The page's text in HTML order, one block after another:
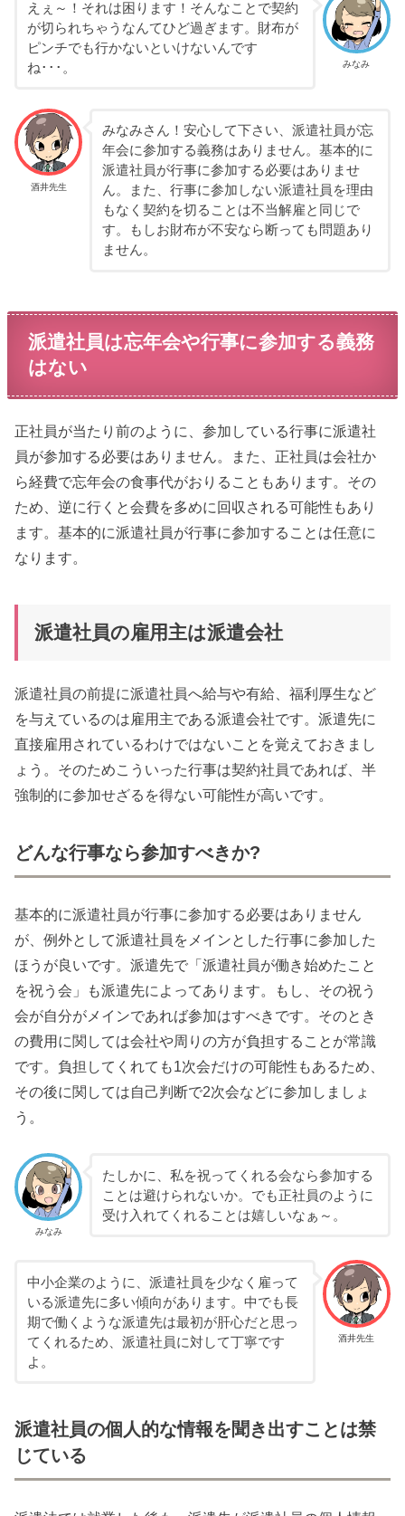
みなみ
えぇ～！それは困ります！そんなことで契約
が切られちゃうなんてひど過ぎます。財布が
ピンチでも行かないといけないんです
ね･･･。
酒井先生
みなみさん！安心して下さい、派遣社員が忘
年会に参加する義務はありません。基本的に
派遣社員が行事に参加する必要はありませ
ん。また、行事に参加しない派遣社員を理由
もなく契約を切ることは不当解雇と同じで
す。もしお財布が不安なら断っても問題あり
ません。
派遣社員は忘年会や行事に参加する義務
はない
正社員が当たり前のように、参加している行事に派遣社
員が参加する必要はありません。また、正社員は会社か
ら経費で忘年会の食事代がおりることもあります。その
ため、逆に行くと会費を多めに回収される可能性もあり
ます。基本的に派遣社員が行事に参加することは任意に
なります。
派遣社員の雇用主は派遣会社
派遣社員の前提に派遣社員へ給与や有給、福利厚生など
を与えているのは雇用主である派遣会社です。派遣先に
直接雇用されているわけではないことを覚えておきまし
ょう。そのためこういった行事は契約社員であれば、半
強制的に参加せざるを得ない可能性が高いです。
どんな行事なら参加すべきか?
基本的に派遣社員が行事に参加する必要はありません
が、例外として派遣社員をメインとした行事に参加した
ほうが良いです。派遣先で「派遣社員が働き始めたこと
を祝う会」も派遣先によってあります。もし、その祝う
会が自分がメインであれば参加はすべきです。そのとき
の費用に関しては会社や周りの方が負担することが常識
です。負担してくれても1次会だけの可能性もあるため、
その後に関しては自己判断で2次会などに参加しましょ
う。
みなみ
たしかに、私を祝ってくれる会なら参加する
ことは避けられないか。でも正社員のように
受け入れてくれることは嬉しいなぁ～。
酒井先生
中小企業のように、派遣社員を少なく雇って
いる派遣先に多い傾向があります。中でも長
期で働くような派遣先は最初が肝心だと思っ
てくれるため、派遣社員に対して丁寧です
よ。
派遣社員の個人的な情報を聞き出すことは禁
じている